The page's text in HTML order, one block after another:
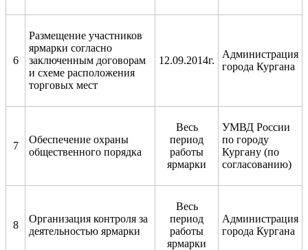
6
Размещение участников
ярмарки согласно
заключенным договорам
и схеме расположения
торговых мест
12.09.2014г.
Администрация
города Кургана
7
Обеспечение охраны
общественного порядка
Весь
период
работы
ярмарки
УМВД России
по городу
Кургану (по
согласованию)
8
Организация контроля за
деятельностью ярмарки
Весь
период
работы
ярмарки
Администрация
города Кургана